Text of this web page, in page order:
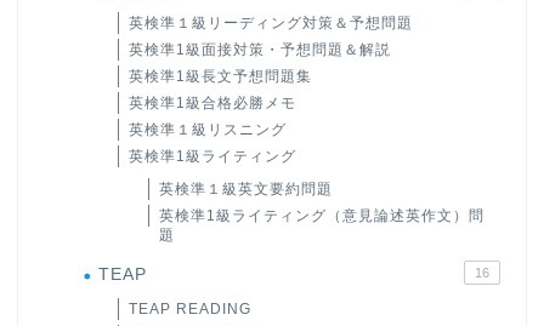
英検準１級リーディング対策＆予想問題
英検準1級面接対策・予想問題＆解説
英検準1級長文予想問題集
英検準1級合格必勝メモ
英検準１級リスニング
英検準1級ライティング
英検準１級英文要約問題
英検準1級ライティング（意見論述英作文）問
題
TEAP 16
TEAP READING